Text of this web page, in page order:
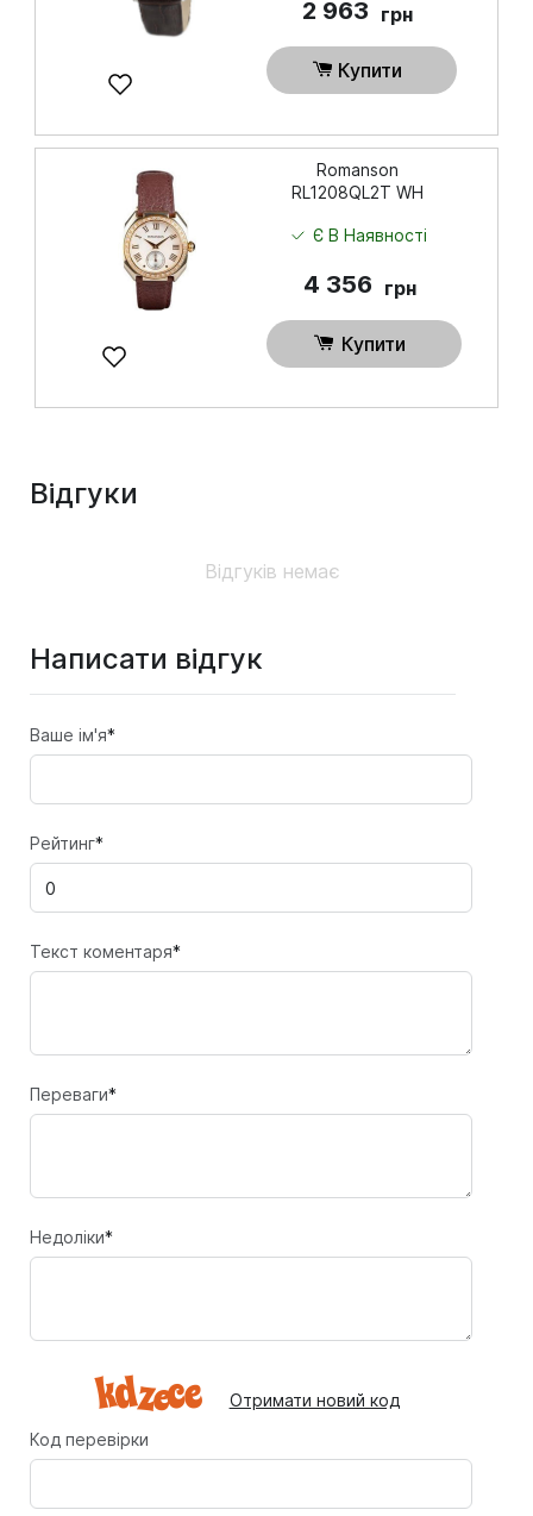
2 963 грн
Купити
Romanson
RL1208QL2T WH
Є В Наявності
4 356 грн
Купити
Відгуки
Відгуків немає
Написати відгук
Ваше ім'я*
Рейтинг*
Текст коментаря*
Переваги*
Недоліки*
Отримати новий код
Код перевірки